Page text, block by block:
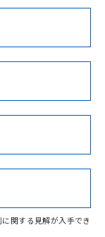
以下を必ずお読
Cr(VI)
承認
ンス
KR型式
（韓国
No
合状況ページへ
ご検索ください
関する見解が入手でき